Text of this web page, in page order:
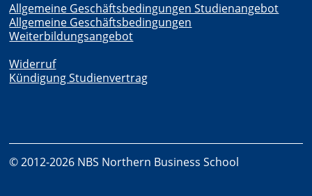
Allgemeine Geschäftsbedingungen Studienangebot
Allgemeine Geschäftsbedingungen
Weiterbildungsangebot
Widerruf
Kündigung Studienvertrag
© 2012-2026 NBS Northern Business School